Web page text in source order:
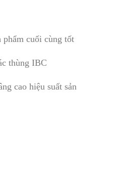
phẩm cuối cùng tốt
thùng IBC
cao hiệu suất sản